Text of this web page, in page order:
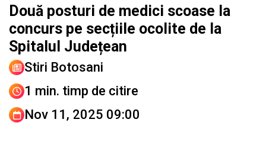
Două posturi de medici scoase la
concurs pe secțiile ocolite de la
Spitalul Județean
Stiri Botosani
1 min. timp de citire
Nov 11, 2025 09:00